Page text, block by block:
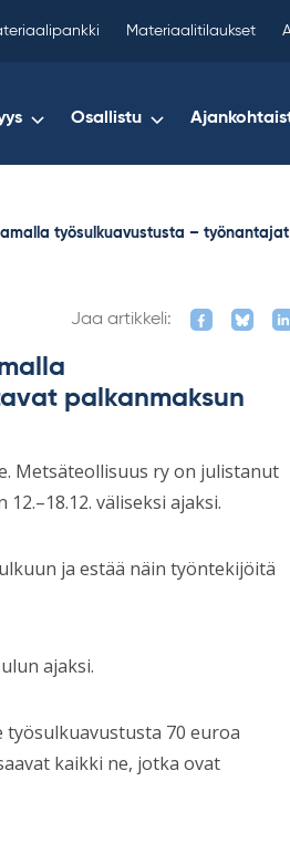
Materiaalitilaukset
Osallistu
työsulkuavustusta – työnantajat
Jaa artikkeli:
palkanmaksun
Metsäteollisuus ry on julistanut
väliseksi ajaksi.
ja estää näin työntekijöitä
ajaksi.
70 euroa
kaikki ne, jotka ovat
copied
your
clipboard.)